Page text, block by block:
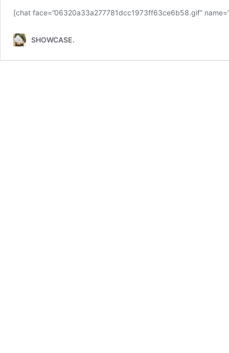
[chat face=”06320a33a277781dcc1973ff63ce6b58.gif”
SHOWCASE.